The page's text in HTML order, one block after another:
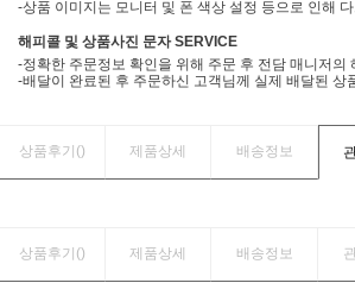
-상품 이미지는 모니터 및 폰 색상 설정 등으로 인해
해피콜 및 상품사진 문자 SERVICE
-정확한 주문정보 확인을 위해 주문 후 전담 매니저의
-배달이 완료된 후 주문하신 고객님께 실제 배달된 상
상품후기() 제품상세 배송정보
상품후기() 제품상세 배송정보